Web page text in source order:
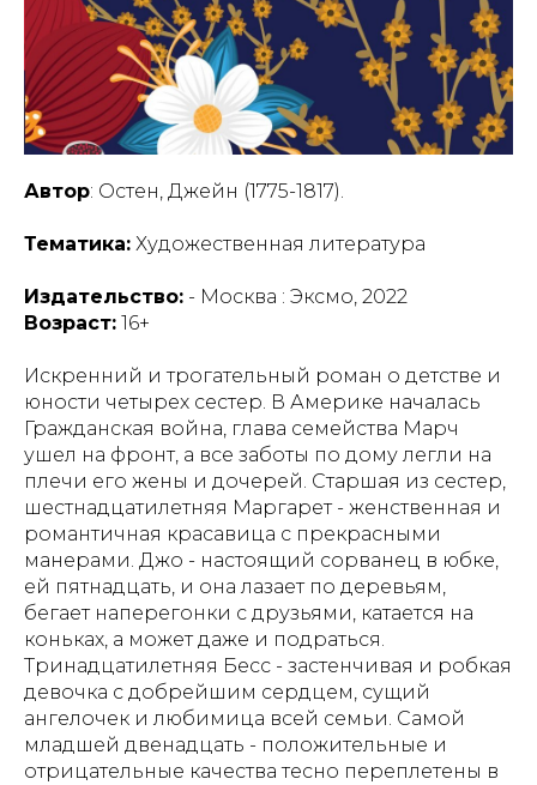
Автор: Остен, Джейн (1775-1817).
Тематика: Художественная литература
Издательство: - Москва : Эксмо, 2022
Возраст: 16+
Искренний и трогательный роман о детстве и
юности четырех сестер. В Америке началась
Гражданская война, глава семейства Марч
ушел на фронт, а все заботы по дому легли на
плечи его жены и дочерей. Старшая из сестер,
шестнадцатилетняя Маргарет - женственная и
романтичная красавица с прекрасными
манерами. Джо - настоящий сорванец в юбке,
ей пятнадцать, и она лазает по деревьям,
бегает наперегонки с друзьями, катается на
коньках, а может даже и подраться.
Тринадцатилетняя Бесс - застенчивая и робкая
девочка с добрейшим сердцем, сущий
ангелочек и любимица всей семьи. Самой
младшей двенадцать - положительные и
отрицательные качества тесно переплетены в